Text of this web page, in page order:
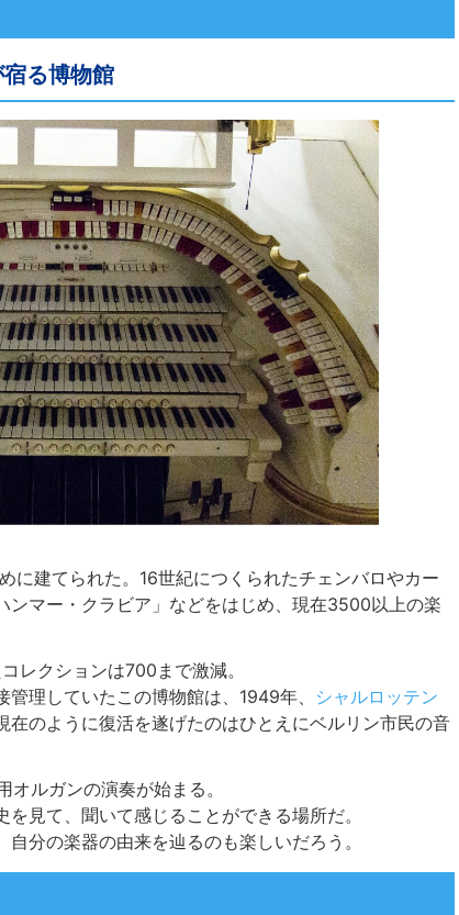
る博物館
に建てられた。16世紀につくられたチェンバロやカー
ンマー・クラビア」などをはじめ、現在3500以上の楽
レクションは700まで激減。
理していたこの博物館は、1949年、 シャルロッテン
在のように復活を遂げたのはひとえにベルリン市民の音
ルガンの演奏が始まる。
見て、聞いて感じることができる場所だ。
分の楽器の由来を辿るのも楽しいだろう。